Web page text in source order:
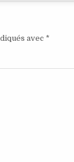
avec *